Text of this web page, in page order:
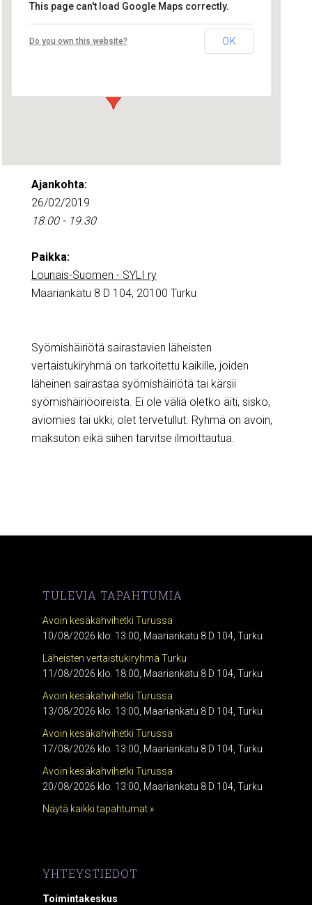
Lounais-Suomen – SYLI ry
Maariankatu 8 D 104 - Turku
This page can't load Google Maps correctly.
Do you own this website? OK
Ajankohta:
26/02/2019
18.00 - 19.30
Paikka:
Lounais-Suomen - SYLI ry
Maariankatu 8 D 104, 20100 Turku
Syömishäiriötä sairastavien läheisten
vertaistukiryhmä on tarkoitettu kaikille, joiden
läheinen sairastaa syömishäiriötä tai kärsii
syömishäiriöoireista. Ei ole väliä oletko äiti, sisko,
aviomies tai ukki; olet tervetullut. Ryhmä on avoin,
maksuton eikä siihen tarvitse ilmoittautua.
TULEVIA TAPAHTUMIA
Avoin kesäkahvihetki Turussa
10/08/2026 klo. 13:00, Maariankatu 8 D 104, Turku
Läheisten vertaistukiryhmä Turku
11/08/2026 klo. 18:00, Maariankatu 8 D 104, Turku
Avoin kesäkahvihetki Turussa
13/08/2026 klo. 13:00, Maariankatu 8 D 104, Turku
Avoin kesäkahvihetki Turussa
17/08/2026 klo. 13:00, Maariankatu 8 D 104, Turku
Avoin kesäkahvihetki Turussa
20/08/2026 klo. 13:00, Maariankatu 8 D 104, Turku
Näytä kaikki tapahtumat »
YHTEYSTIEDOT
Toimintakeskus